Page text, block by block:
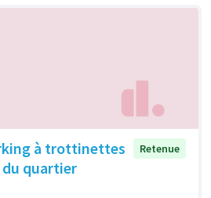
à trottinettes
du quartier
Retenue